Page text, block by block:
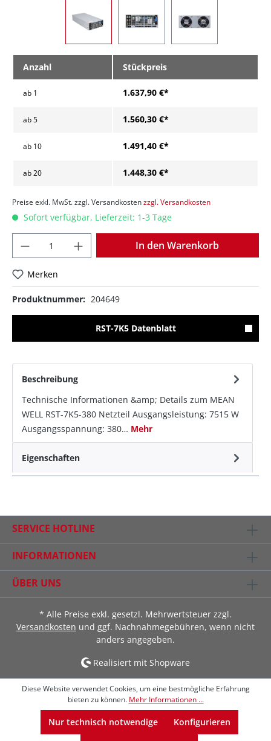
Anzahl Stückpreis
ab 1 1.637,90 €*
ab5 1.560,30 €*
ab 10 1.491,40 €*
ab20 1.448,30 €*
Preise exkl. MwSt. zzgl. Versandkostenzzgl. Versandkosten
Sofort verfügbar, Lieferzeit: 1-3 Tage
In den Warenkorb
Merken
Produktnummer: 204649
RST-7K5 Datenblatt
Beschreibung
Technische Informationen &amp; Details zum MEAN
WELL RST-7K5-380 Netzteil Ausgangsleistung: 7515 W
Ausgangsspannung: 380… Mehr
Eigenschaften
SERVICE HOTLINE
INFORMATIONEN
ÜBER UNS
* Alle Preise exkl. gesetzl. Mehrwertsteuer zzgl.
Versandkosten und ggf. Nachnahmegebühren, wenn nicht
anders angegeben.
Realisiert mit Shopware
Diese Website verwendet Cookies, um eine bestmögliche Erfahrung
bieten zu können. Mehr Informationen ...
Nur technisch notwendige Konfigurieren